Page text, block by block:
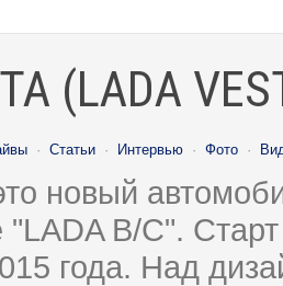
(LADA
· Статьи · Интервью · Фото ·
новый
B/C".
года. Над